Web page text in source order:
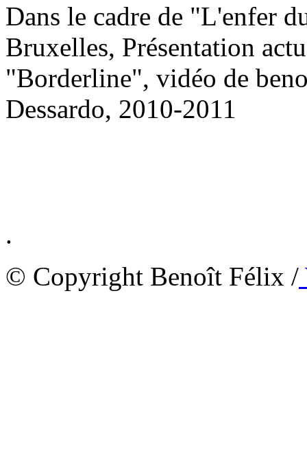
Dans le cadre de "L'enfer
Bruxelles, Présentation
"Borderline", vidéo de
Dessardo, 2010-2011
.
© Copyright Benoît Félix /